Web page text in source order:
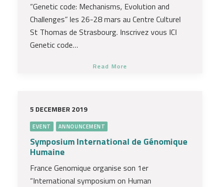
“Genetic code: Mechanisms, Evolution and
Challenges” les 26-28 mars au Centre Culturel
St Thomas de Strasbourg. Inscrivez vous ICI
Genetic code…
Read More
5 DECEMBER 2019
EVENT ANNOUNCEMENT
Symposium International de Génomique
Humaine
France Genomique organise son 1er
“International symposium on Human